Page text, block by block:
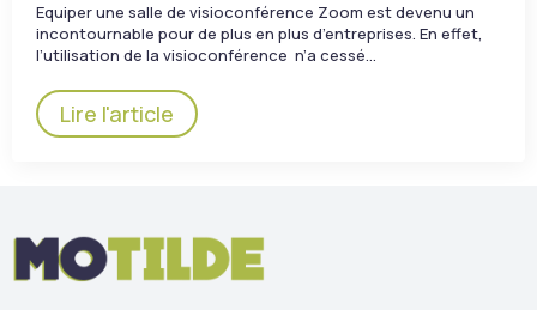
Equiper une salle de visioconférence Zoom est devenu un
incontournable pour de plus en plus d’entreprises. En effet,
l’utilisation de la visioconférence n’a cessé…
Lire l'article